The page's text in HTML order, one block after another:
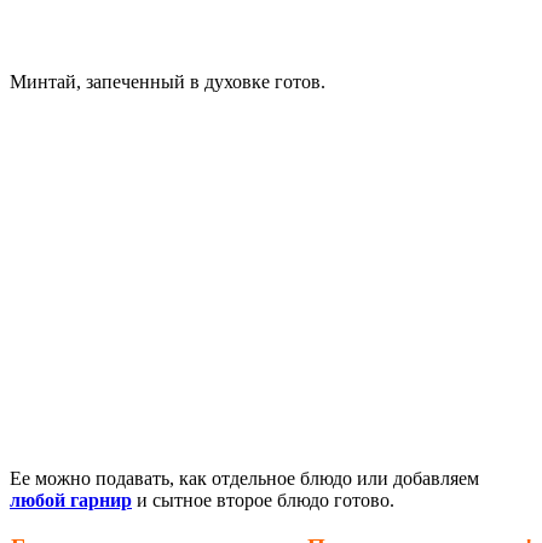
Минтай, запеченный в духовке готов.
Ее можно подавать, как отдельное блюдо или добавляем
любой гарнир и сытное второе блюдо готово.